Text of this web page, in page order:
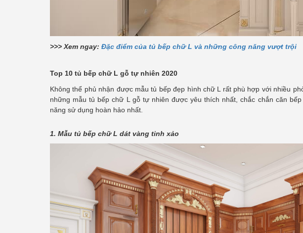
>>> Xem ngay: Đặc điểm của tủ bếp chữ L và những công năng vượt trội
Top 10 tủ bếp chữ L gỗ tự nhiên 2020
Không thể phủ nhận được mẫu tủ bếp đẹp hình chữ L rất phù hợp với nhiều
những mẫu tủ bếp chữ L gỗ tự nhiên được yêu thích nhất, chắc chắn căn
năng sử dụng hoàn hảo nhất.
1. Mẫu tủ bếp chữ L dát vàng tinh xảo